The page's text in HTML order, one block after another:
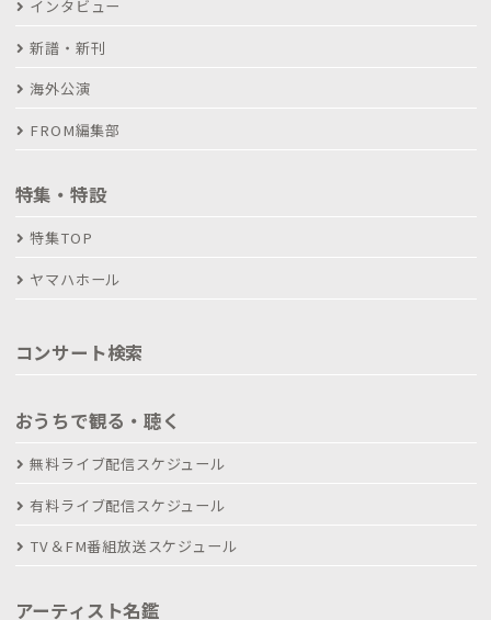
インタビュー
新譜・新刊
海外公演
FROM編集部
特集・特設
特集TOP
ヤマハホール
コンサート検索
おうちで観る・聴く
無料ライブ配信スケジュール
有料ライブ配信スケジュール
TV＆FM番組放送スケジュール
アーティスト名鑑